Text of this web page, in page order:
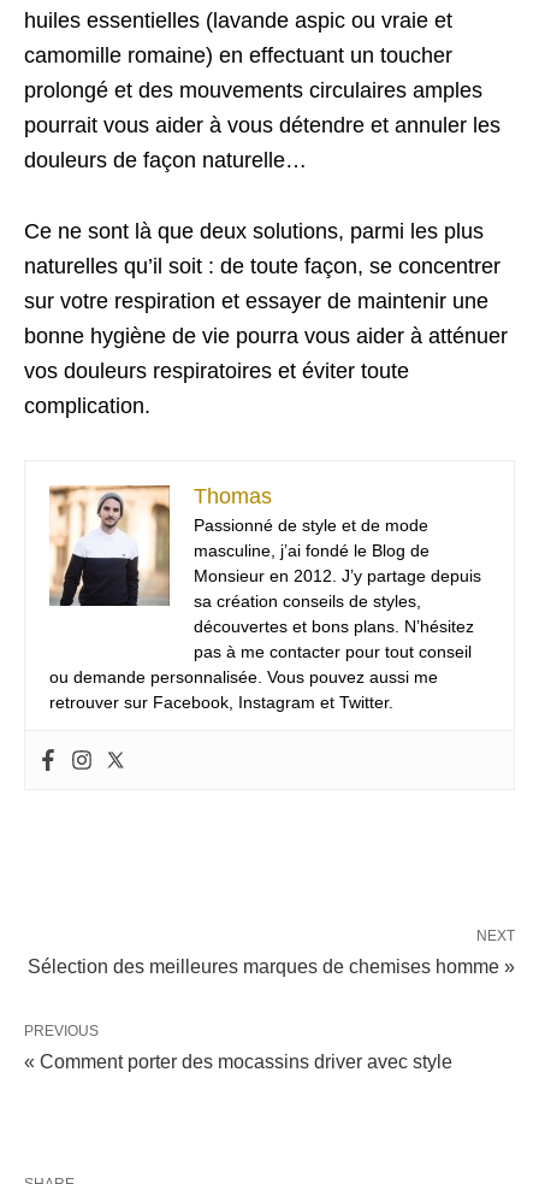
huiles essentielles (lavande aspic ou vraie et
camomille romaine) en effectuant un toucher
prolongé et des mouvements circulaires amples
pourrait vous aider à vous détendre et annuler les
douleurs de façon naturelle…
Ce ne sont là que deux solutions, parmi les plus
naturelles qu’il soit : de toute façon, se concentrer
sur votre respiration et essayer de maintenir une
bonne hygiène de vie pourra vous aider à atténuer
vos douleurs respiratoires et éviter toute
complication.
Thomas
Passionné de style et de mode
masculine, j’ai fondé le Blog de
Monsieur en 2012. J’y partage depuis
sa création conseils de styles,
découvertes et bons plans. N’hésitez
pas à me contacter pour tout conseil
ou demande personnalisée. Vous pouvez aussi me
retrouver sur Facebook, Instagram et Twitter.
NEXT
Sélection des meilleures marques de chemises homme »
PREVIOUS
« Comment porter des mocassins driver avec style